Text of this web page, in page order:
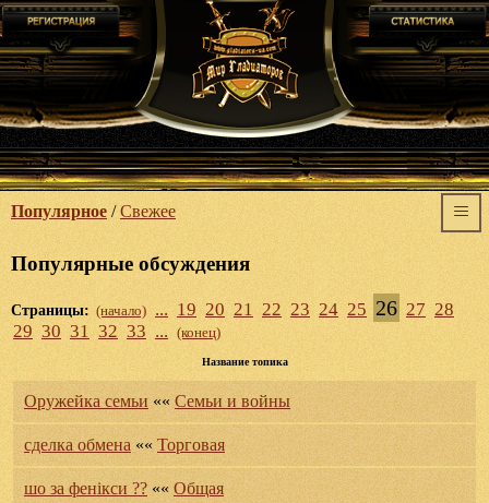
Популярное /Свежее
Популярные обсуждения
Страницы: (начало) ... 19 20 21 22 23 24 25 26 27 28
29 30 31 32 33 ... (конец)
Название топика
Оружейка семьи «« Семьи и войны
сделка обмена «« Торговая
шо за фенікси ?? «« Общая